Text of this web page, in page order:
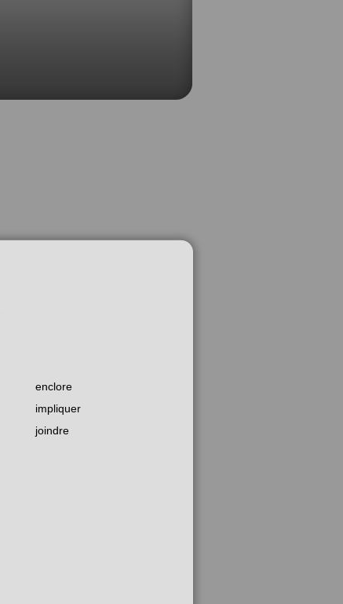
enclore
impliquer
joindre